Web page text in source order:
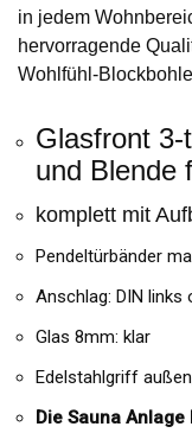
in jedem
hervorragende
Wohlfühl-
Glasfront
und Blende
komplett mit
Pendeltürbänder
Anschlag: DIN links
Glas 8mm: klar
Edelstahlgriff
Die Sauna